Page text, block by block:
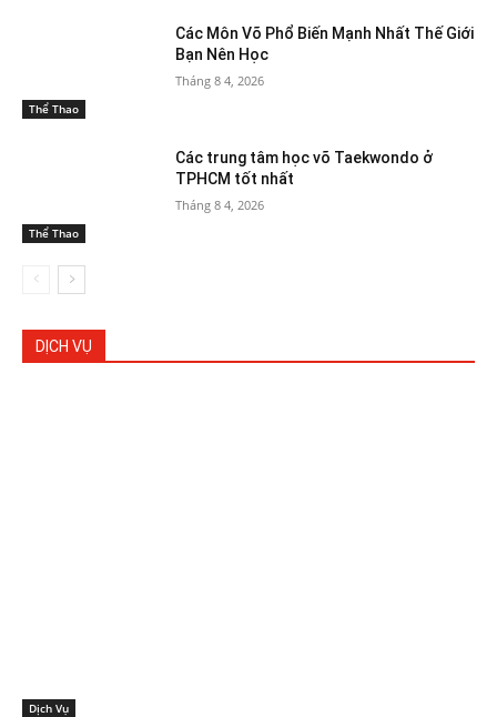
Thể Thao
Các Môn Võ Phổ Biến Mạnh Nhất Thế Giới
Bạn Nên Học
Tháng 8 4, 2026
Thể Thao
Các trung tâm học võ Taekwondo ở
TPHCM tốt nhất
Tháng 8 4, 2026
DỊCH VỤ
Dịch Vụ